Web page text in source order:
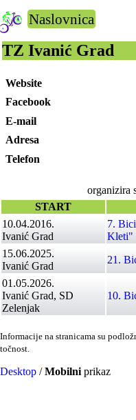
Naslovnica
TZ Ivanić Grad
Website
Facebook
E-mail
Adresa
Telefon
organizira
START
10.04.2016.
Ivanić Grad
7.
Kleti"
15.06.2025.
Ivanić Grad
21.
01.05.2026.
Ivanić Grad, SD
Zelenjak
10.
Informacije na stranicama su
točnost.
Desktop /Mobilni prikaz